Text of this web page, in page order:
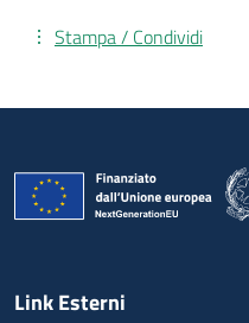
Stampa / Condividi
Link Esterni